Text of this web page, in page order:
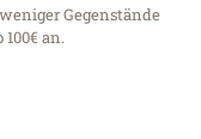
Gegenstände
an.